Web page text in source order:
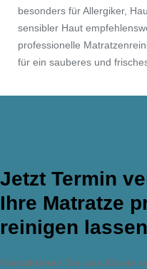
besonders für Allergiker,
sensibler Haut
professionelle
für ein sauberes und
Jetzt Termin
Ihre Matratze
reinigen
Kontaktieren Sie uns für ein